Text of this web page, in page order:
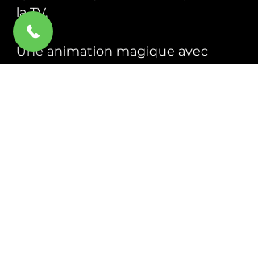
la TV.
Une animation magique avec